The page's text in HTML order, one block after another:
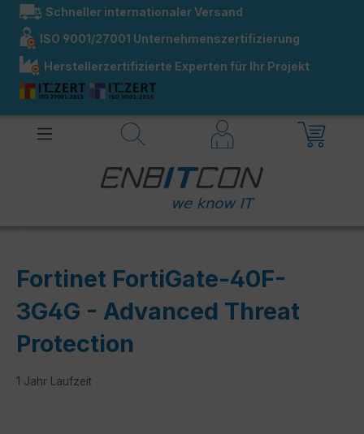
springen
Schneller internationaler Versand
ISO 9001/27001 Unternehmenszertifizierung
Herstellerzertifizierte Experten für Ihr Projekt
Fortinet FortiGate-40F-
3G4G - Advanced Threat
Protection
1 Jahr Laufzeit